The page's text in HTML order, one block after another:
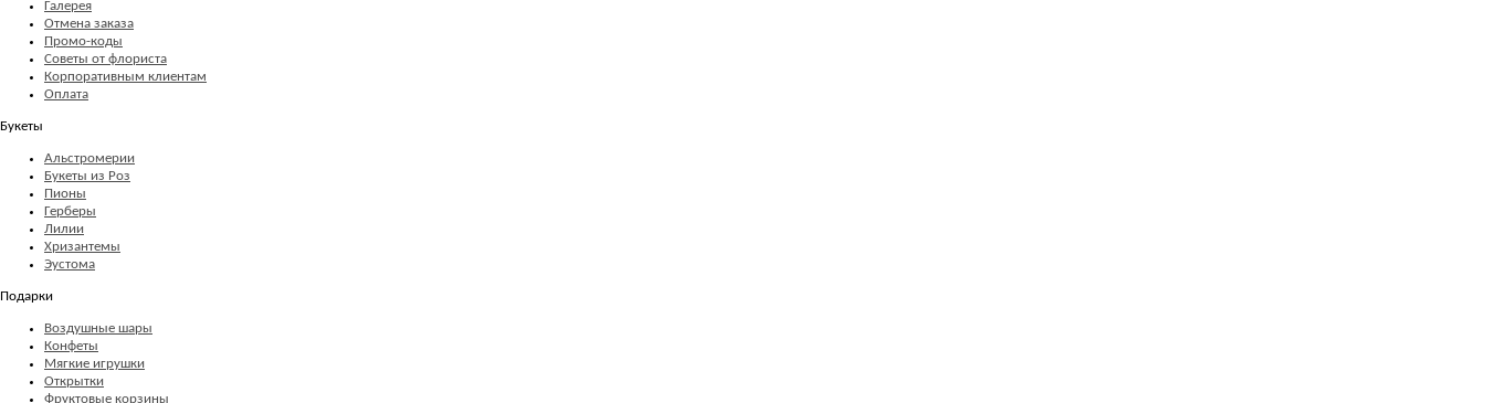
Галерея
Отмена заказа
Промо-коды
Советы от флориста
Корпоративным клиентам
Оплата
Букеты
Альстромерии
Букеты из Роз
Пионы
Герберы
Лилии
Хризантемы
Эустома
Подарки
Воздушные шары
Конфеты
Мягкие игрушки
Открытки
Фруктовые корзины